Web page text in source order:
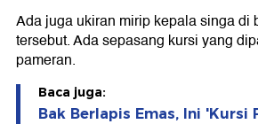
Ada juga ukiran mirip kepala singa di
tersebut. Ada sepasang kursi yang
pameran.
Baca juga:
Bak Berlapis Emas, Ini 'Kursi